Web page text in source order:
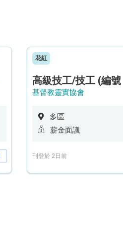
花紅
基督教靈實協會
多區
薪金面議
刊登於 2日前